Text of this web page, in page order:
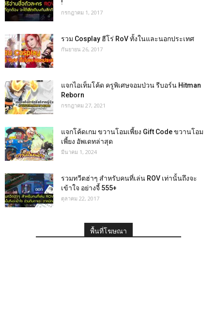
!
กรกฎาคม 1, 2017
รวม Cosplay ฮีโร่ RoV ทั้งในและนอกประเทศ
กันยายน 26, 2017
แจกไอเท็มโค้ด ครูพิเศษจอมป่วน รีบอร์น Hitman
Reborn
กรกฎาคม 27, 2021
แจกโค้ดเกม ขวานโอมเพี้ยง Gift Code ขวานโอม
เพี้ยง อัพเดทล่าสุด
มีนาคม 1, 2024
รวมทวีตฮ่าๆ สำหรับคนที่เล่น ROV เท่านั้นถึงจะ
เข้าใจ อย่างจี้ 555+
ตุลาคม 22, 2017
พื้นที่โฆษณา